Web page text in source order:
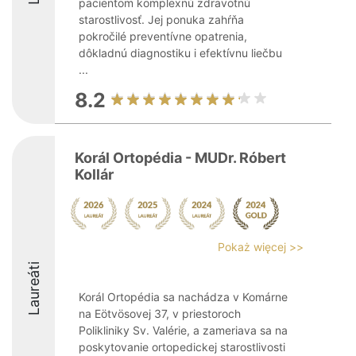
pacientom komplexnú zdravotnú
starostlivosť. Jej ponuka zahŕňa
pokročilé preventívne opatrenia,
dôkladnú diagnostiku i efektívnu liečbu
...
8.2
Laureáti
Korál Ortopédia - MUDr. Róbert
Kollár
Pokaż więcej >>
Korál Ortopédia sa nachádza v Komárne
na Eötvösovej 37, v priestoroch
Polikliniky Sv. Valérie, a zameriava sa na
poskytovanie ortopedickej starostlivosti